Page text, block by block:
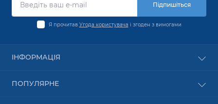
Підпишіться
Я прочитав Угода користувача і згоден з вимогами
ІНФОРМАЦІЯ
Про компанію
ПОПУЛЯРНЕ